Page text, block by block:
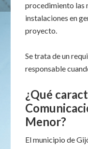
procedimiento las
instalaciones en
proyecto.
Se trata de un
responsable
¿Qué
Menor?
El municipio de